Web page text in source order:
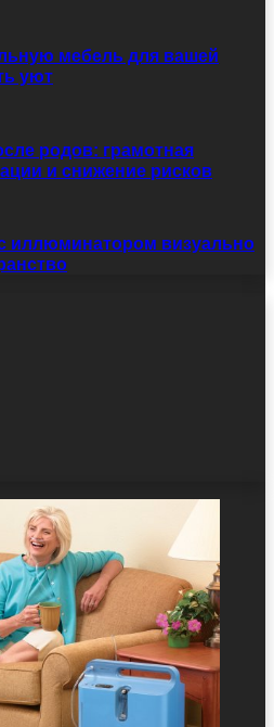
мебель для вашей
уют
родов: грамотная
и снижение рисков
иллюминатором визуально